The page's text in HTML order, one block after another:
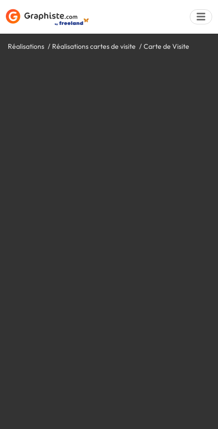
Réalisations Réalisations cartes de visite Carte de Visite